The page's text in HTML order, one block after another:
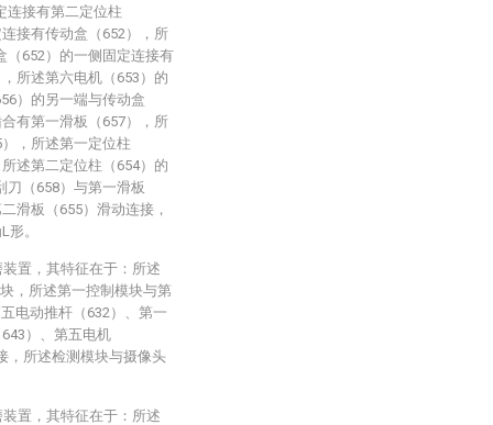
连接有第二定位柱
接有传动盒（652），所
（652）的一侧固定连接有
所述第六电机（653）的
）的另一端与传动盒
有第一滑板（657），所
，所述第一定位柱
述第二定位柱（654）的
刀（658）与第一滑板
滑板（655）滑动连接，
。
置，其特征在于：所述
，所述第一控制模块与第
电动推杆（632）、第一
）、第五电机
，所述检测模块与摄像头
置，其特征在于：所述